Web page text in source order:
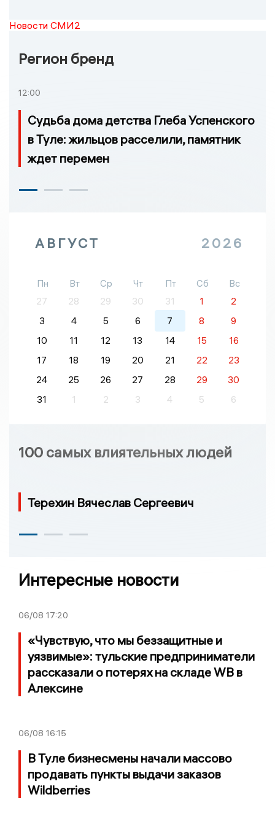
Новости СМИ2
Регион бренд
12:00
Судьба дома детства Глеба Успенского
в Туле: жильцов расселили, памятник
ждет перемен
АВГУСТ 2026
Пн Вт Ср Чт Пт Сб
Вс
27
28 29 30 31 1
2
3
4 5 6 7 8
9
10
11 12 13 14 15
16
17
18 19 20 21 22
23
24
25 26 27 28 29
30
31
1 2 3 4 5 6
100 самых влиятельных людей
Терехин Вячеслав Сергеевич
Интересные новости
06/08 17:20
«Чувствую, что мы беззащитные и
уязвимые»: тульские предприниматели
рассказали о потерях на складе WB в
Алексине
06/08 16:15
В Туле бизнесмены начали массово
продавать пункты выдачи заказов
Wildberries